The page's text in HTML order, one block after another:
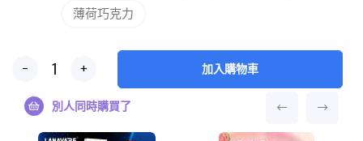
薄荷巧克力
- + 加入購物車
別人同時購買了